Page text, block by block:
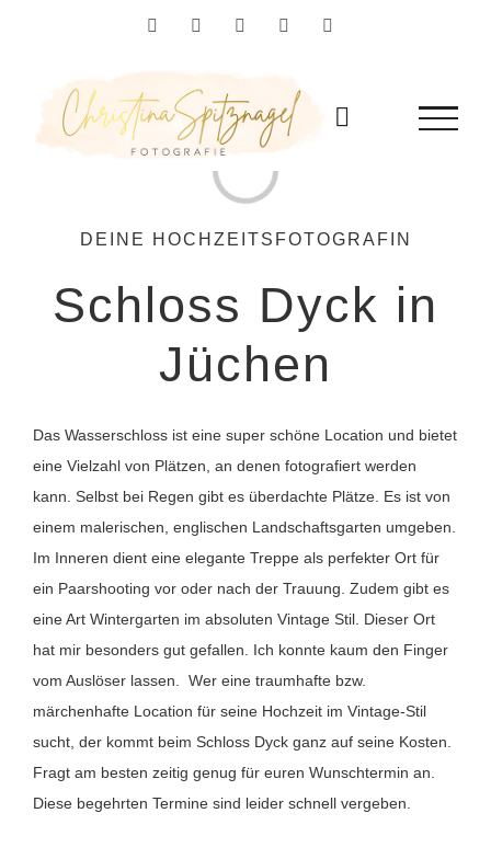
FacebookInstagramYouTubeFlickr
Loading...
DEINE HOCHZEITSFOTOGRAFIN
Schloss Dyck in
Jüchen
Das Wasserschloss ist eine super schöne Location und bietet
eine Vielzahl von Plätzen, an denen fotografiert werden
kann. Selbst bei Regen gibt es überdachte Plätze. Es ist von
einem malerischen, englischen Landschaftsgarten umgeben.
Im Inneren dient eine elegante Treppe als perfekter Ort für
ein Paarshooting vor oder nach der Trauung. Zudem gibt es
eine Art Wintergarten im absoluten Vintage Stil. Dieser Ort
hat mir besonders gut gefallen. Ich konnte kaum den Finger
vom Auslöser lassen. Wer eine traumhafte bzw.
märchenhafte Location für seine Hochzeit im Vintage-Stil
sucht, der kommt beim Schloss Dyck ganz auf seine Kosten.
Fragt am besten zeitig genug für euren Wunschtermin an.
Diese begehrten Termine sind leider schnell vergeben.